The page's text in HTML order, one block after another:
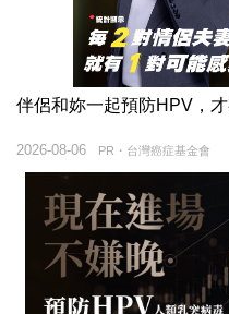
伴侶和妳一起預防HPV，才
PR・台灣癌症基金會
2026-08-06